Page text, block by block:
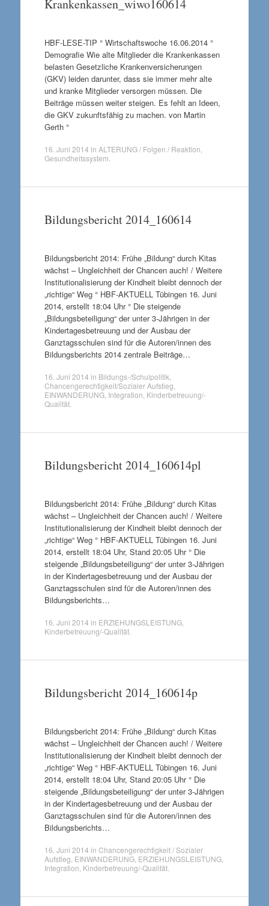
Krankenkassen_wiwo160614
HBF-LESE-TIP ° Wirtschaftswoche 16.06.2014 °
Demografie Wie alte Mitglieder die Krankenkassen
belasten Gesetzliche Krankenversicherungen
(GKV) leiden darunter, dass sie immer mehr alte
und kranke Mitglieder versorgen müssen. Die
Beiträge müssen weiter steigen. Es fehlt an Ideen,
die GKV zukunftsfähig zu machen. von Martin
Gerth °
16. Juni 2014 in ALTERUNG / Folgen / Reaktion
Gesundheitssystem
Bildungsbericht 2014_160614
Bildungsbericht 2014: Frühe „Bildung“ durch Kitas
wächst – Ungleichheit der Chancen auch! / Weitere
Institutionalisierung der Kindheit bleibt dennoch der
„richtige“ Weg ° HBF-AKTUELL Tübingen 16. Juni
2014, erstellt 18:04 Uhr ° Die steigende
„Bildungsbeteiligung“ der unter 3-Jährigen in der
Kindertagesbetreuung und der Ausbau der
Ganztagsschulen sind für die Autoren/innen des
Bildungsberichts 2014 zentrale Beiträge…
16. Juni 2014 in Bildungs-/Schulpolitik
Chancengerechtigkeit/Sozialer Aufstieg
EINWANDERUNG, Integration Kinderbetreuung/-
Qualität.
Bildungsbericht 2014_160614pl
Bildungsbericht 2014: Frühe „Bildung“ durch Kitas
wächst – Ungleichheit der Chancen auch! / Weitere
Institutionalisierung der Kindheit bleibt dennoch der
„richtige“ Weg ° HBF-AKTUELL Tübingen 16. Juni
2014, erstellt 18:04 Uhr, Stand 20:05 Uhr ° Die
steigende „Bildungsbeteiligung“ der unter 3-Jährigen
in der Kindertagesbetreuung und der Ausbau der
Ganztagsschulen sind für die Autoren/innen des
Bildungsberichts…
16. Juni 2014 in ERZIEHUNGSLEISTUNG,
Kinderbetreuung/-Qualität.
Bildungsbericht 2014_160614p
Bildungsbericht 2014: Frühe „Bildung“ durch Kitas
wächst – Ungleichheit der Chancen auch! / Weitere
Institutionalisierung der Kindheit bleibt dennoch der
„richtige“ Weg ° HBF-AKTUELL Tübingen 16. Juni
2014, erstellt 18:04 Uhr, Stand 20:05 Uhr ° Die
steigende „Bildungsbeteiligung“ der unter 3-Jährigen
in der Kindertagesbetreuung und der Ausbau der
Ganztagsschulen sind für die Autoren/innen des
Bildungsberichts…
16. Juni 2014 in Chancengerechtigkeit / Sozialer
Aufstieg EINWANDERUNG, ERZIEHUNGSLEISTUNG,
Integration Kinderbetreuung/-Qualität.